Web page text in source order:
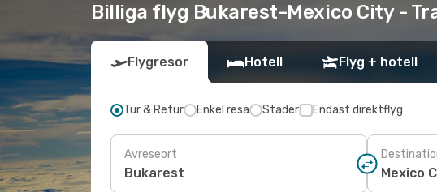
Billiga flyg Bukarest-Mexico City -
Flygresor Hotell Flyg + hotell
Tur & Retur Enkel resa Städer Endast direktflyg
Avreseort